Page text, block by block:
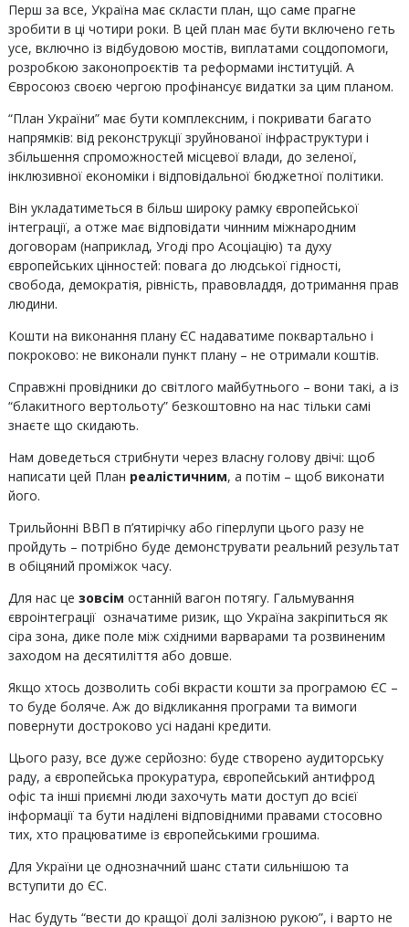
Перш за все, Україна має скласти план, що саме прагне
зробити в ці чотири роки. В цей план має бути включено геть
усе, включно із відбудовою мостів, виплатами соцдопомоги,
розробкою законопроєктів та реформами інституцій. А
Євросоюз своєю чергою профінансує видатки за цим планом.
“План України” має бути комплексним, і покривати багато
напрямків: від реконструкції зруйнованої інфраструктури і
збільшення спроможностей місцевої влади, до зеленої,
інклюзивної економіки і відповідальної бюджетної політики.
Він укладатиметься в більш широку рамку європейської
інтеграції, а отже має відповідати чинним міжнародним
договорам (наприклад, Угоді про Асоціацію) та духу
європейських цінностей: повага до людської гідності,
свобода, демократія, рівність, правовладдя, дотримання прав
людини.
Кошти на виконання плану ЄС надаватиме поквартально і
покроково: не виконали пункт плану – не отримали коштів.
Справжні провідники до світлого майбутнього – вони такі, а із
“блакитного вертольоту” безкоштовно на нас тільки самі
знаєте що скидають.
Нам доведеться стрибнути через власну голову двічі: щоб
написати цей План реалістичним, а потім – щоб виконати
його.
Трильйонні ВВП в п’ятирічку або гіперлупи цього разу не
пройдуть – потрібно буде демонструвати реальний результат
в обіцяний проміжок часу.
Для нас це зовсім останній вагон потягу. Гальмування
євроінтеграції означатиме ризик, що Україна закріпиться як
сіра зона, дике поле між східними варварами та розвиненим
заходом на десятиліття або довше.
Якщо хтось дозволить собі вкрасти кошти за програмою ЄС –
то буде боляче. Аж до відкликання програми та вимоги
повернути достроково усі надані кредити.
Цього разу, все дуже серйозно: буде створено аудиторську
раду, а європейська прокуратура, європейський антифрод
офіс та інші приємні люди захочуть мати доступ до всієї
інформації та бути наділені відповідними правами стосовно
тих, хто працюватиме із європейськими грошима.
Для України це однозначний шанс стати сильнішою та
вступити до ЄС.
Нас будуть “вести до кращої долі залізною рукою”, і варто не